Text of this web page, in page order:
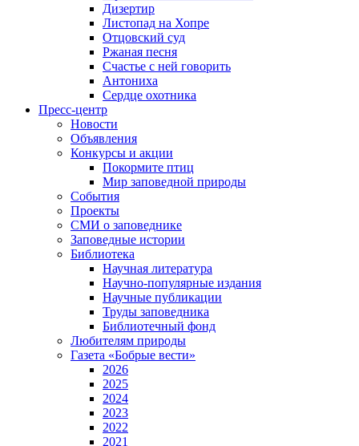
Дизертир
Листопад на Хопре
Отцовский суд
Ржаная песня
Счастье с ней говорить
Антониха
Сердце охотника
Пресс-центр
Новости
Объявления
Конкурсы и акции
Покормите птиц
Мир заповедной природы
События
Проекты
СМИ о заповеднике
Заповедные истории
Библиотека
Научная литература
Научно-популярные издания
Научные публикации
Труды заповедника
Библиотечный фонд
Любителям природы
Газета «Бобрые вести»
2026
2025
2024
2023
2022
2021